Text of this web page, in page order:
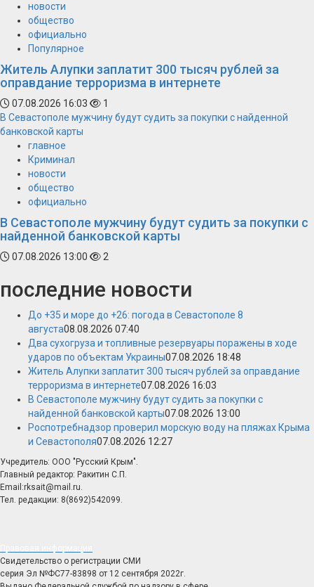
новости
общество
официально
Популярное
Житель Алупки заплатит 300 тысяч рублей за
оправдание терроризма в интернете
07.08.2026 16:03
1
В Севастополе мужчину будут судить за покупки с найденной
банковской карты
главное
Криминал
новости
общество
официально
В Севастополе мужчину будут судить за покупки с
найденной банковской карты
07.08.2026 13:00 2
последние новости
До +35 и море до +26: погода в Севастополе 8
августа08.08.2026 07:40
Два сухогруза и топливные резервуары поражены в ходе
ударов по объектам Украины07.08.2026 18:48
Житель Алупки заплатит 300 тысяч рублей за оправдание
терроризма в интернете07.08.2026 16:03
В Севастополе мужчину будут судить за покупки с
найденной банковской карты07.08.2026 13:00
Роспотребнадзор проверил морскую воду на пляжах Крыма
и Севастополя07.08.2026 12:27
Учредитель: ООО "Русский Крым".
Главный редактор: Ракитин С.П.
Email:rksait@mail.ru.
Тел. редакции: 8(8692)542099.
Свидетельство о регистрации СМИ
серия Эл №ФС77-83898 от 12 сентября 2022г.